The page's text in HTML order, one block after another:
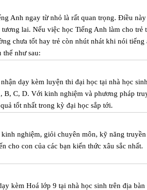
Anh ngay từ nhỏ là rất quan trọng. Điều này
lai. Nếu việc học Tiếng Anh làm cho trẻ
chưa tốt hay trẻ còn nhút nhát khi nói tiếng
thể như sau:
dạy kèm luyện thi đại học tại nhà học
C, D. Với kinh nghiệm và phương pháp
tốt nhất trong kỳ đại học sắp tới.
nghiệm, giỏi chuyên môn, kỹ năng truyền
cho con của các bạn kiến thức xâu sắc nhất.
kèm Hoá lớp 9 tại nhà học sinh trên địa bàn